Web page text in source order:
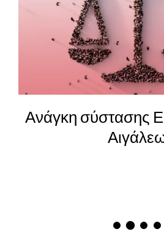
25η Μαρτίου – Η
καταδίκη των